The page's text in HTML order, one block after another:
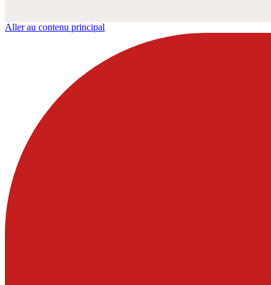
Aller au contenu principal